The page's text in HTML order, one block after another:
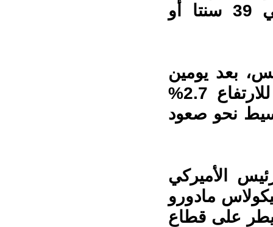
وصعد خام غرب تكساس الوسيط الأميركي 39 سنتا أو
بأكثر من 3% الخميس، بعد يومين
متتاليين من الانخفاضات. ويتجه خام برنت للارتفاع 2.7%
نحو صعود
الأميركي
مادورو
على قطاع